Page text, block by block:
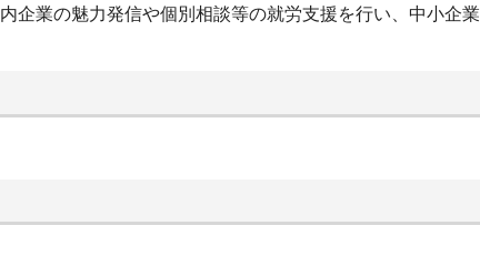
企業の魅力発信や個別相談等の就労支援を行い、中小企業